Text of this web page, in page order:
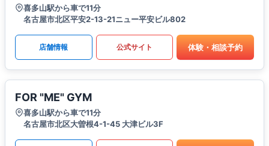
喜多山駅から車で11分
名古屋市北区平安2-13-21ニュー平安ビル802
店舗情報 公式サイト 体験・相談予約
FOR "ME" GYM
喜多山駅から車で11分
名古屋市北区大曽根4-1-45 大津ビル3F